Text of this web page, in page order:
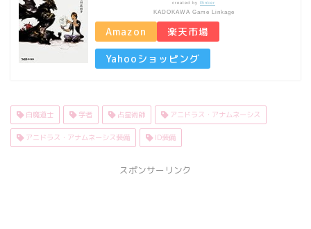
created by Rinker
KADOKAWA Game Linkage
Amazon 楽天市場
Yahooショッピング
白魔道士 学者 占星術師 アニドラス・アナムネーシス
アニドラス・アナムネーシス装備 ID装備
スポンサーリンク